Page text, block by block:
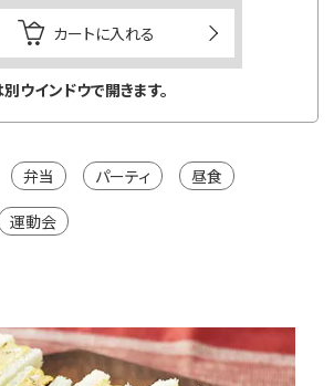
カートに入れる
ウインドウで開きます。
弁当 パーティ 昼食
運動会